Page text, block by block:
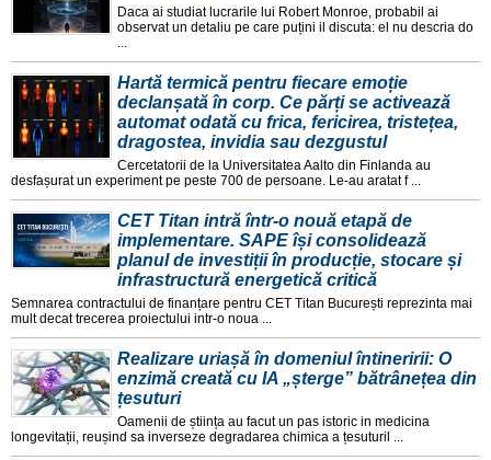
Daca ai studiat lucrarile lui Robert Monroe, probabil ai
observat un detaliu pe care puțini il discuta: el nu descria do
...
Hartă termică pentru fiecare emoție
declanșată în corp. Ce părți se activează
automat odată cu frica, fericirea, tristețea,
dragostea, invidia sau dezgustul
Cercetatorii de la Universitatea Aalto din Finlanda au
desfașurat un experiment pe peste 700 de persoane. Le-au aratat f ...
CET Titan intră într-o nouă etapă de
implementare. SAPE își consolidează
planul de investiții în producție, stocare și
infrastructură energetică critică
Semnarea contractului de finanțare pentru CET Titan București reprezinta mai
mult decat trecerea proiectului intr-o noua ...
Realizare uriașă în domeniul întineririi: O
enzimă creată cu IA „șterge” bătrânețea din
țesuturi
Oamenii de știința au facut un pas istoric in medicina
longevitații, reușind sa inverseze degradarea chimica a țesuturil ...